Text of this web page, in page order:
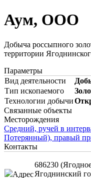
Аум, ООО
Добыча россыпного
территории
Параметры
Вид деятельности
Тип ископаемого
Технологии добычи
Связанные объекты
Месторождения
Средний, ручей в
Потерянный), правый
Контакты
Адрес
686230
Ягоднинский